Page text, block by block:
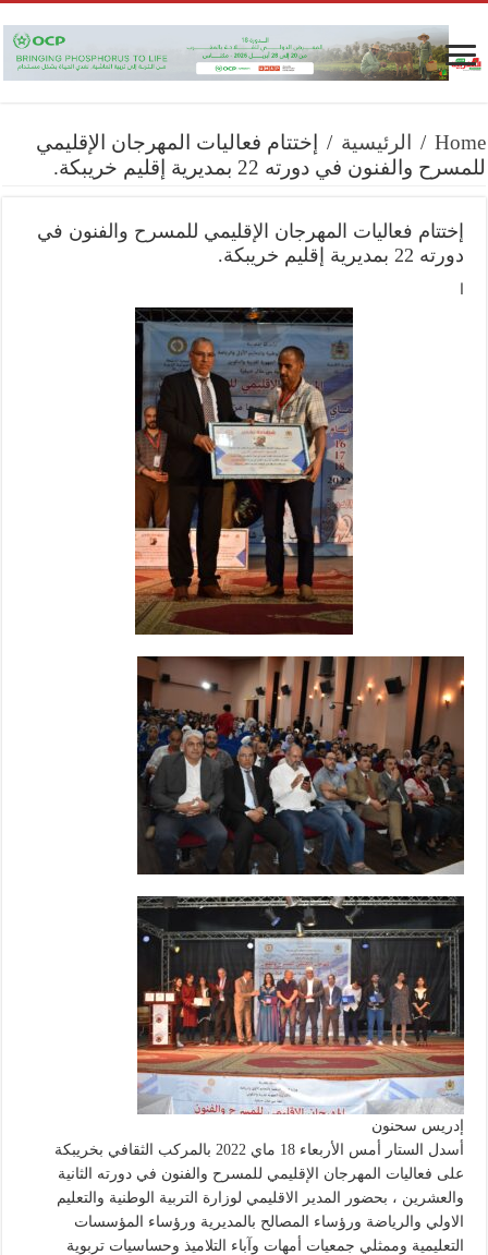
Home
/ الرئيسية /
إختتام فعاليات المهرجان الإقليمي
للمسرح والفنون في دورته 22 بمديرية إقليم خريبكة.
إختتام فعاليات المهرجان الإقليمي للمسرح والفنون في
دورته 22 بمديرية إقليم خريبكة.
إدريس سحنون
أسدل الستار أمس الأربعاء 18 ماي 2022 بالمركب الثقافي بخريبكة
على فعاليات المهرجان الإقليمي للمسرح والفنون في دورته الثانية
والعشرين ، بحضور المدير الاقليمي لوزارة التربية الوطنية والتعليم
الاولي والرياضة ورؤساء المصالح بالمديرية ورؤساء المؤسسات
التعليمية وممثلي جمعيات أمهات وآباء التلاميذ وحساسيات تربوية